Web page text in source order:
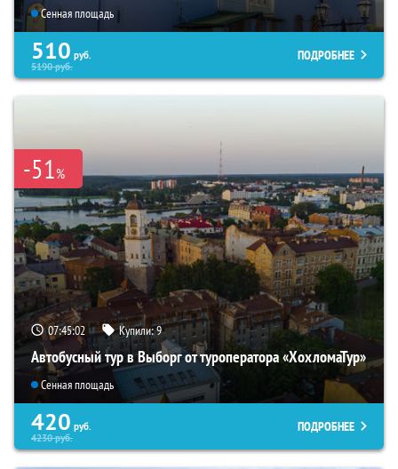
Сенная площадь
510 руб.
5190руб.
ПОДРОБНЕЕ
-51%
07:45:01 Купили:9
Автобусный тур в Выборг от туроператора «ХохломаТур»
Сенная площадь
420 руб.
4230руб.
ПОДРОБНЕЕ